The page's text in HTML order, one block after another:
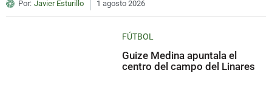
Por: Javier Esturillo 1 agosto 2026
FÚTBOL
Guize Medina apuntala el
centro del campo del Linares